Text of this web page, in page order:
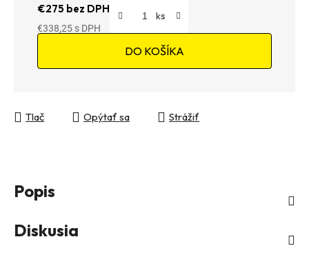
€275 bez DPH
€338,25
DO KOŠÍKA
Tlač Opýtať sa Strážiť
Popis
Diskusia